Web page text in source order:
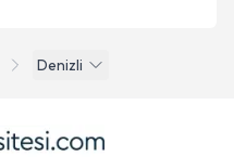
Denizli